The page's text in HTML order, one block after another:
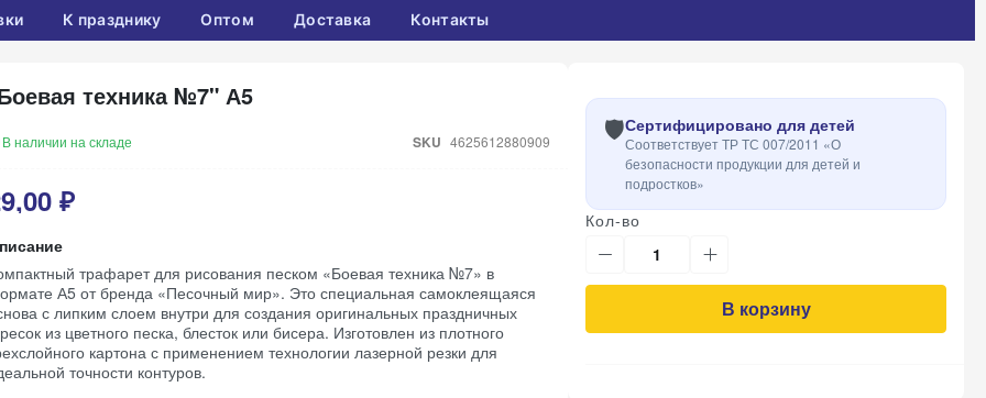
К празднику Оптом Доставка Контакты
техника №7" А5
В наличии на складе SKU 4625612880909
₽
трафарет для рисования песком «Боевая техника №7» в
А5 от бренда «Песочный мир». Это специальная самоклеящаяся
с липким слоем внутри для создания оригинальных праздничных
из цветного песка, блесток или бисера. Изготовлен из плотного
картона с применением технологии лазерной резки для
точности контуров.
🛡️Сертифицировано для детей
Соответствует ТР ТС 007/2011 «О
безопасности продукции для детей и
подростков»
Кол-во
В корзину